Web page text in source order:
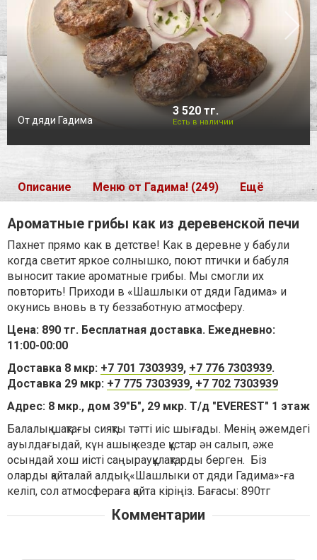
От дяди Гадима
3 520 тг.
Есть в наличии
Описание Меню от Гадима! (249) Ещё
Ароматные грибы как из деревенской печи
Пахнет прямо как в детстве! Как в деревне у бабули
когда светит яркое солнышко, поют птички и бабуля
выносит такие ароматные грибы. Мы смогли их
повторить! Приходи в «Шашлыки от дяди Гадима» и
окунись вновь в ту беззаботную атмосферу.
Цена: 890 тг. Бесплатная доставка. Ежедневно:
11:00-00:00
Доставка 8 мкр: +7 701 7303939, +7 776 7303939.
Доставка 29 мкр: +7 775 7303939, +7 702 7303939
Адрес: 8 мкр., дом 39"Б", 29 мкр. Т/д "EVEREST" 1 этаж
Балалық шақтағы сияқты тәтті иіс шығады. Менің әжемдегі
ауылдағыдай, күн ашық кезде құстар ән салып, әже
осындай хош иісті саңырауқұлақтарды берген. Біз
оларды қайталай алдық! «Шашлыки от дяди Гадима»-ға
келіп, сол атмосфераға қайта кіріңіз. Бағасы: 890тг
Комментарии